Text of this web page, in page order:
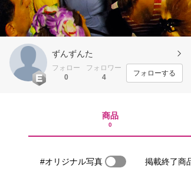
ずんずんた
フォロー
0
フォロワー
4
フォローする
商品
0
#オリジナル写真 掲載終了商